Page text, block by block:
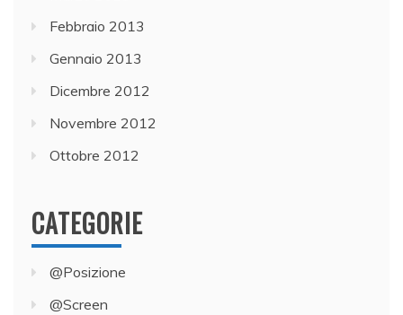
Febbraio 2013
Gennaio 2013
Dicembre 2012
Novembre 2012
Ottobre 2012
CATEGORIE
@Posizione
@Screen